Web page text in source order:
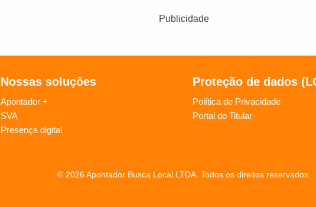
Publicidade
Nossas soluções
Apontador +
SVA
Presença digital
Proteção de dados
Política de Privacidade
Portal do Titular
© 2026 Apontador Busca Local LTDA. Todos os direitos reservados.